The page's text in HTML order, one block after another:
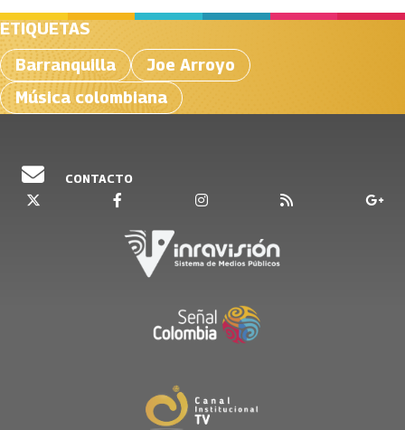
ETIQUETAS
Barranquilla
Joe Arroyo
Música colombiana
CONTACTO